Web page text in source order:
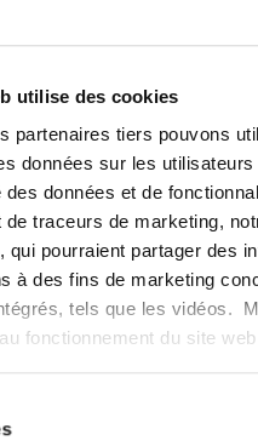
utilise des cookies
partenaires tiers pouvons
données sur les
des données et de
de traceurs de marketing,
qui pourraient partager des
à des fins de marketing
tels que les vidéos.
fonctionnement du site
VOUS ICI